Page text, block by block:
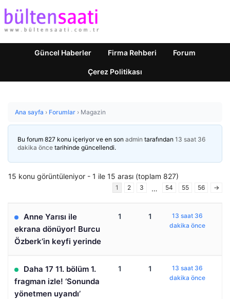
Güncel Haberler Firma Rehberi Forum
Çerez Politikası
Ana sayfa › Forumlar › Magazin
Bu forum 827 konu içeriyor ve en son admin tarafından 13 saat 36
dakika önce tarihinde güncellendi.
15 konu görüntüleniyor - 1 ile 15 arası (toplam 827)
1 2 3 … 54 55 56 →
Anne Yarısı ile
ekrana dönüyor! Burcu
Özberk’in keyfi yerinde
1 1
13 saat 36
dakika önce
Daha 17 11. bölüm 1.
fragman izle! ‘Sonunda
yönetmen uyandı’
1 1
13 saat 36
dakika önce